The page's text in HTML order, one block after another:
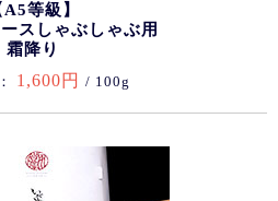
A5等級】
スしゃぶしゃぶ用
霜降り
1,600円 / 100g